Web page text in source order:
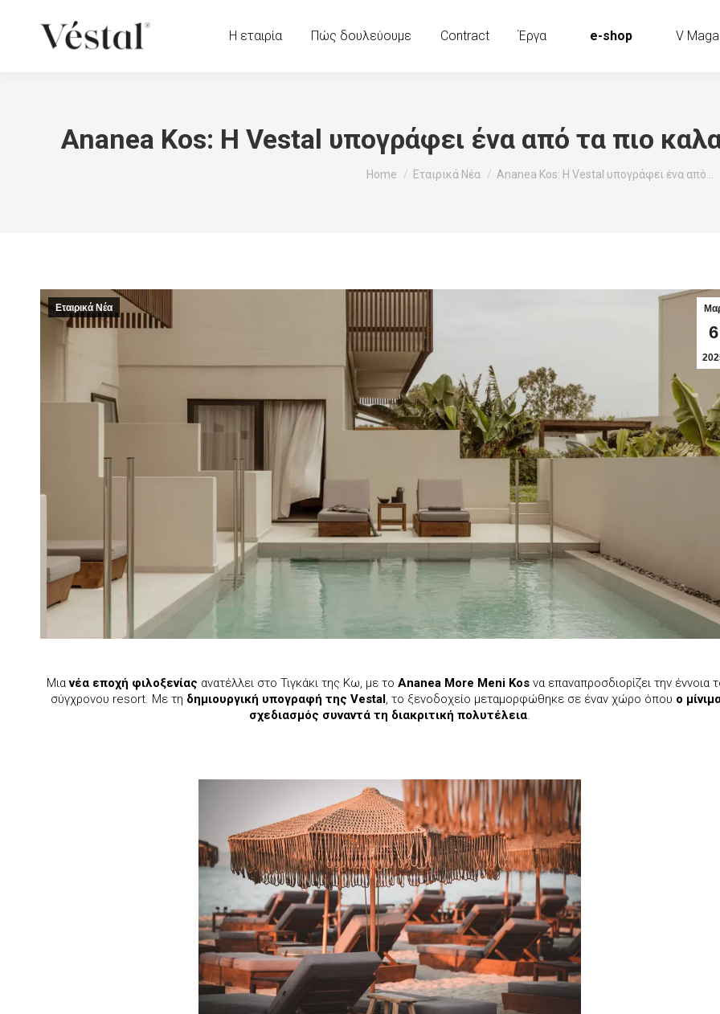
Η εταιρία Πώς δουλεύουμε Contract Έργα e-shop V
Ananea Kos: Η Vestal υπογράφει ένα από τα πιο
You are here:
Home Εταιρικά Νέα Ananea Kos: Η Vestal υπογράφει ένα από…
6
Εταιρικά Νέα
Μιανέα εποχή φιλοξενίας ανατέλλει στο Τιγκάκι της Κω, με το Ananea More Meni Kos να επαναπροσδιορίζει την έννοια
σύγχρονου resort. Με τη δημιουργική υπογραφή της Vestal, το ξενοδοχείο μεταμορφώθηκε σε έναν χώρο όπου ο
σχεδιασμός συναντά τη διακριτική πολυτέλεια.